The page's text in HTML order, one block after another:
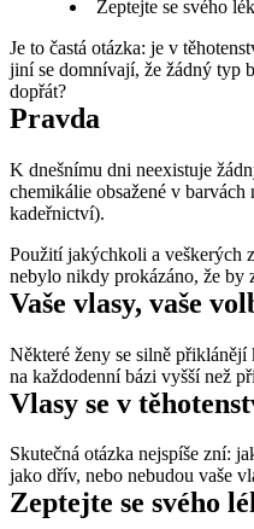
Zeptejte se svého
Je to častá otázka: je v
jiní se domnívají, že žádný typ
dopřát?
Pravda
K dnešnímu dni neexistuje
chemikálie obsažené v
kadeřnictví).
Použití jakýchkoli a veškerých
nebylo nikdy prokázáno, že by
Vaše vlasy, vaše
Některé ženy se silně
na každodenní bázi vyšší než
Vlasy se v
Skutečná otázka nejspíše zní:
jako dřív, nebo nebudou vaše
Zeptejte se svého